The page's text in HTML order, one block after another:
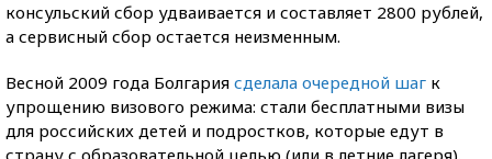
консульский сбор удваивается и составляет 2800 рублей,
а сервисный сбор остается неизменным.
Весной 2009 года Болгария сделала очередной шаг к
упрощению визового режима: стали бесплатными визы
для российских детей и подростков, которые едут в
страну с образовательной целью (или в летние лагеря).